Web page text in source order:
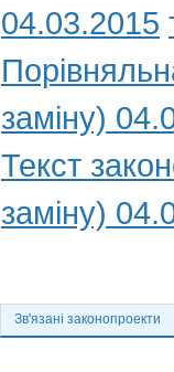
04.03.2015
заміну)
Текст
заміну)
Зв'язані законопроекти